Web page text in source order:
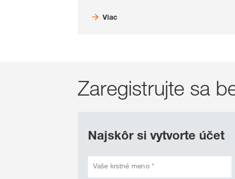
Viac
Zaregistrujte sa
Najskôr si vytvorte účet
Vaše krstné meno *